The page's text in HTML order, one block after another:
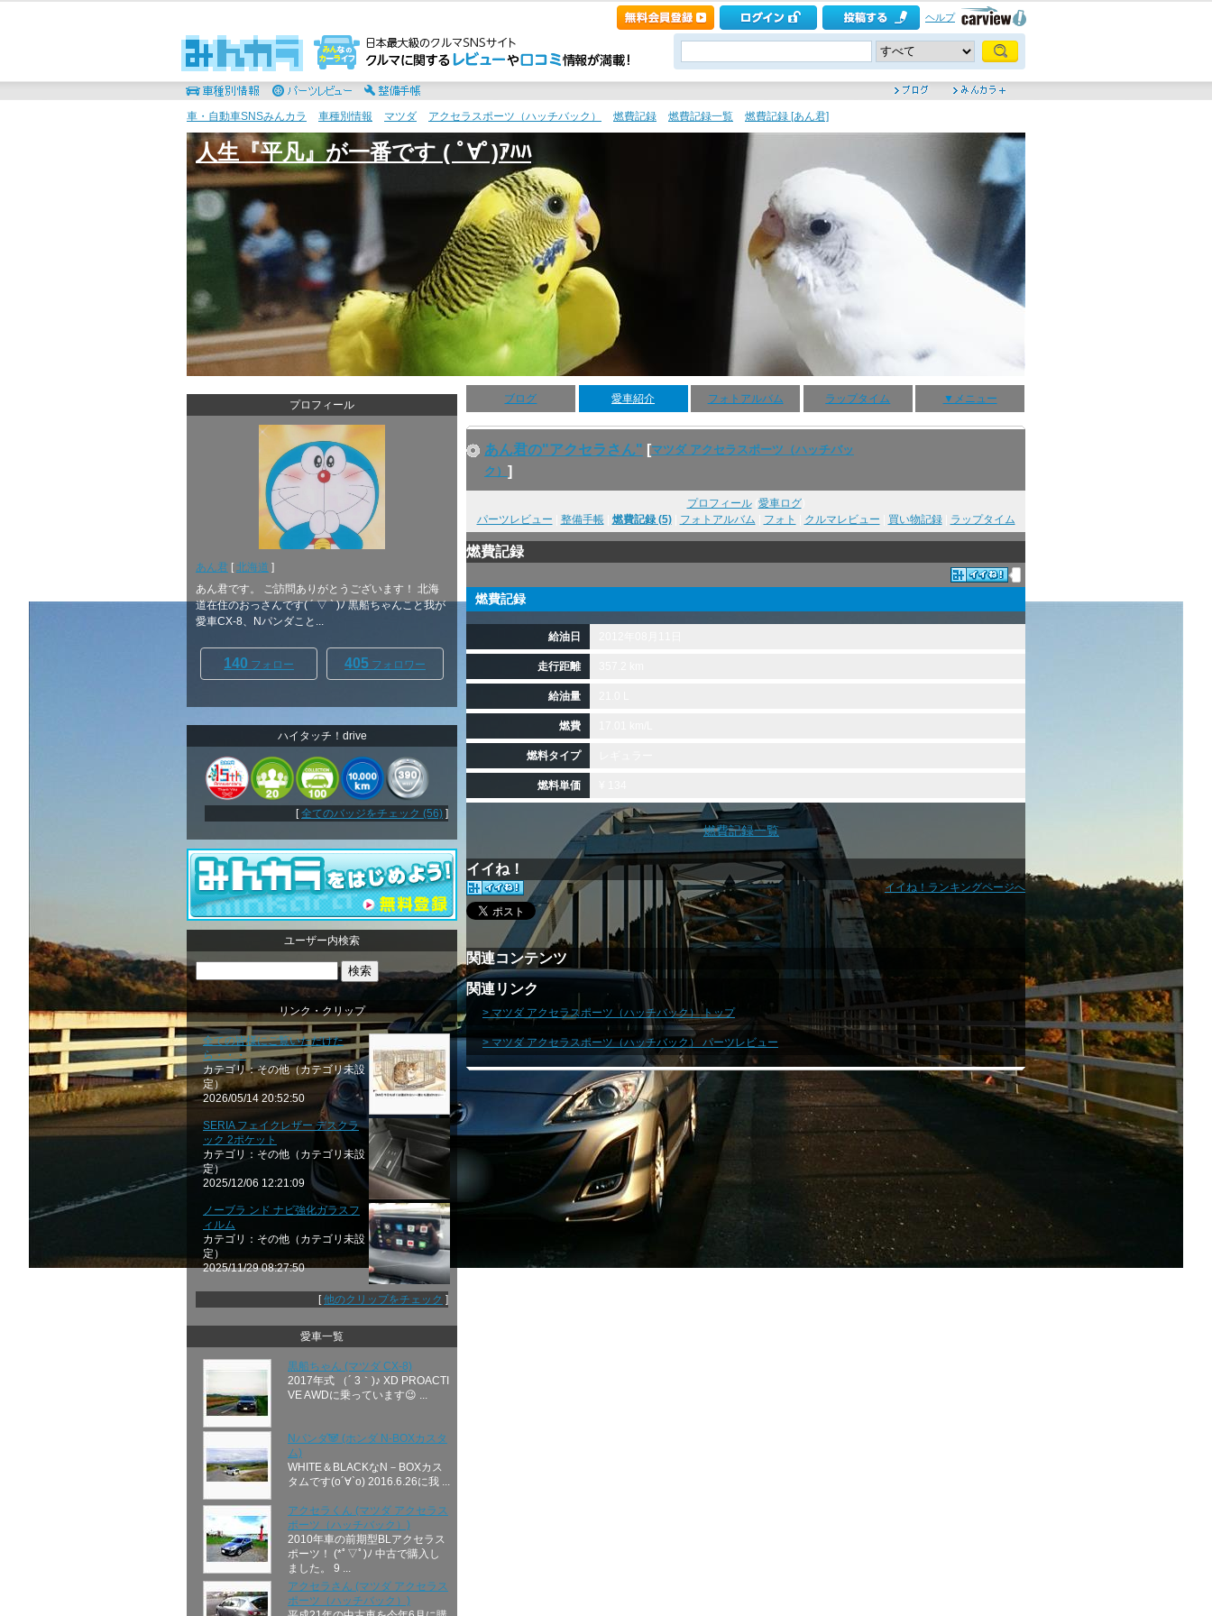
ヘルプ
車・自動車SNSみんカラ 車種別情報 マツダ アクセラスポーツ（ハッチバック） 燃費記録 燃費記録一覧 燃費記録 [あん君]
人生『平凡』が一番です ( ﾟ∀ﾟ)ｱﾊﾊ
ブログ 愛車紹介 フォトアルバム ラップタイム ▼メニュー
あん君の"アクセラさん" [マツダ アクセラスポーツ（ハッチバッ
ク） ]
プロフィール( 愛車ログ)
パーツレビュー
整備手帳| 燃費記録 (5)| フォトアルバム フォト クルマレビュー 買い物記録| ラップタイム
燃費記録
燃費記録
給油日
走行距離
給油量
燃費
燃料タイプ
燃料単価
燃費記録一覧
イイね！
イイね！ランキングページへ
関連コンテンツ
関連リンク
> マツダ アクセラスポーツ（ハッチバック） トップ
> マツダ アクセラスポーツ（ハッチバック） パーツレビュー
プロフィール
あん君 [ 北海道 ]
あん君です。 ご訪問ありがとうございます！ 北海
道在住のおっさんです( ´ ▽ ` )ﾉ 黒船ちゃんこと我が
愛車CX-8、Nパンダこと...
140 フォロー 405 フォロワー
ハイタッチ！drive
[全てのバッジをチェック (56) ]
ユーザー内検索
リンク・クリップ
全ての皆様にご覧いただけた
ら・・・
カテゴリ：その他（カテゴリ未設
定）
2026/05/14 20:52:50
SERIA フェイクレザー デスクラ
ック 2ポケット
カテゴリ：その他（カテゴリ未設
定）
2025/12/06 12:21:09
ノーブラ ンド ナビ強化ガラスフ
ィルム
カテゴリ：その他（カテゴリ未設
定）
2025/11/29 08:27:50
[他のクリップをチェック ]
愛車一覧
黒船ちゃん (マツダ CX-8)
2017年式 （´ 3｀)♪ XD PROACTI
VE AWDに乗っています😉 ...
Nパンダ🐼 (ホンダ N-BOXカスタ
ム)
WHITE＆BLACKなN－BOXカス
タムです(о´∀`о) 2016.6.26に我 ...
アクセラくん (マツダ アクセラス
ポーツ（ハッチバック）)
2010年車の前期型BLアクセラス
ポーツ！ (*ﾟ▽ﾟ)ﾉ 中古で購入し
ました。 9 ...
アクセラさん (マツダ アクセラス
ポーツ（ハッチバック）)